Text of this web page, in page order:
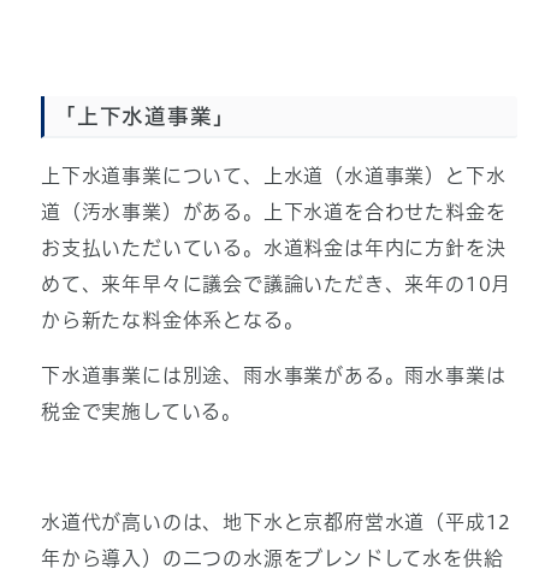
「上下水道事業」
上下水道事業について、上水道（水道事業）と下水
道（汚水事業）がある。上下水道を合わせた料金を
お支払いただいている。水道料金は年内に方針を決
めて、来年早々に議会で議論いただき、来年の10月
から新たな料金体系となる。
下水道事業には別途、雨水事業がある。雨水事業は
税金で実施している。
水道代が高いのは、地下水と京都府営水道（平成12
年から導入）の二つの水源をブレンドして水を供給